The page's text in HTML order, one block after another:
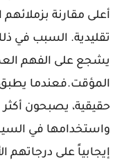
أعلى مقارنة
تقليدية. السبب في
يشجع على الفهم
المؤقت.فعندما
حقيقية، يصبحون
واستخدامها في
إيجابياً على درجاتهم